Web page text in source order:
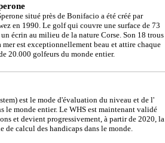
situé près de Bonifacio a été créé par
en 1990. Le golf qui couvre une surface de 73
un écrin au milieu de la nature Corse. Son 18 trous
mer est exceptionnellement beau et attire chaque
20.000 golfeurs du monde entier.
est le mode d'évaluation du niveau et de l'
le monde entier. Le WHS est maintenant validé
et devient progressivement, à partir de 2020, la
calcul des handicaps dans le monde.